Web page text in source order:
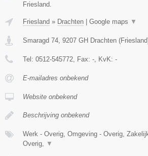
Friesland.
Friesland » Drachten Google maps ▼
Smaragd 74 9207 GH Drachten (Friesland
Tel: 0512-545772 , Fax: - , KvK: -
E-mailadres onbekend
Website onbekend
Beschrijving onbekend
Werk - Overig, Omgeving - Overig,
Overig,
▼